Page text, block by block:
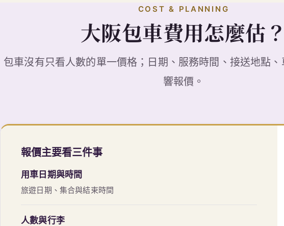
COST & PLANNING
大阪包車費用怎麼估？
包車沒有只看人數的單一價格；日期、服務時間、接送地點
響報價。
報價主要看三件事
用車日期與時間
旅遊日期、集合與結束時間
人數與行李